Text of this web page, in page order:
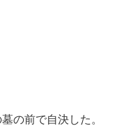
の前で自決した。